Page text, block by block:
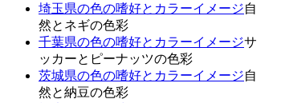
埼玉県の色の嗜好とカラーイメージ自
然とネギの色彩
千葉県の色の嗜好とカラーイメージサ
ッカーとピーナッツの色彩
茨城県の色の嗜好とカラーイメージ自
然と納豆の色彩